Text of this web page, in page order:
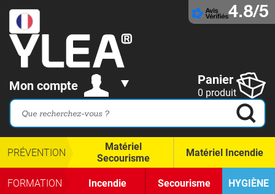
4.8/5
Mon compte Panier
0 produit
PRÉVENTION
Matériel
Secourisme
Matériel Incendie
FORMATION Incendie Secourisme HYGIÈNE